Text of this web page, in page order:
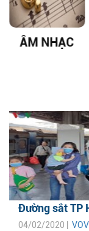
ÂM NHẠC
Đường sắt TP
04/02/2020 |